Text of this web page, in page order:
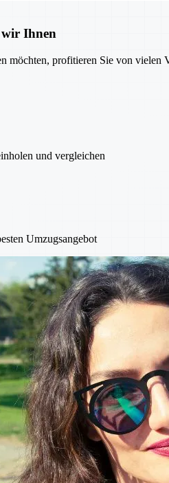
wir Ihnen
möchten, profitieren Sie von
und vergleichen
Umzugsangebot